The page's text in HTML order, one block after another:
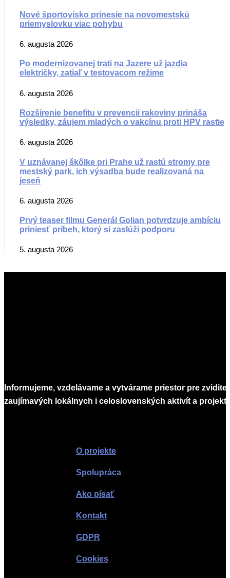
Nové športovisko prinesie na novomestskú
priemyslovku viac pohybu
6. augusta 2026
Po modernizovanej trati na Jazere už jazdia
električky, zatiaľ v testovacom režime
6. augusta 2026
Rozšírenie benefitu v prevencii rakoviny prináša
výsledky, záujem mladých o vakcínu proti HPV rastie
6. augusta 2026
V uznávanej škôlke pri Prahe už rastú stromy pre
mestský park, ich výsadba bude realizovaná na
jeseň
6. augusta 2026
Prvý teaser filmu Generál Golian potvrdzuje ambíciu
priniesť príbeh, ktorý si zaslúži podporu
5. augusta 2026
Informujeme, vzdelávame a vytvárame priestor pre
zaujímavých lokálnych i celoslovenských aktivít a
O projekte
Spolupráca
Ako písať
Kontakt
GDPR
Cookies